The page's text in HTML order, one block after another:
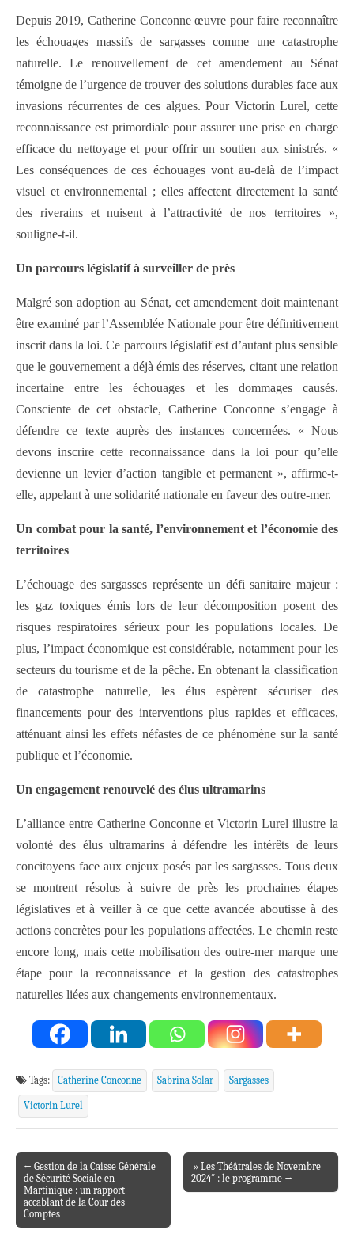
Depuis 2019, Catherine Conconne œuvre pour faire reconnaître
les échouages massifs de sargasses comme une catastrophe
naturelle. Le renouvellement de cet amendement au Sénat
témoigne de l’urgence de trouver des solutions durables face aux
invasions récurrentes de ces algues. Pour Victorin Lurel, cette
reconnaissance est primordiale pour assurer une prise en charge
efficace du nettoyage et pour offrir un soutien aux sinistrés. «
Les conséquences de ces échouages vont au-delà de l’impact
visuel et environnemental ; elles affectent directement la santé
des riverains et nuisent à l’attractivité de nos territoires »,
souligne-t-il.
Un parcours législatif à surveiller de près
Malgré son adoption au Sénat, cet amendement doit maintenant
être examiné par l’Assemblée Nationale pour être définitivement
inscrit dans la loi. Ce parcours législatif est d’autant plus sensible
que le gouvernement a déjà émis des réserves, citant une relation
incertaine entre les échouages et les dommages causés.
Consciente de cet obstacle, Catherine Conconne s’engage à
défendre ce texte auprès des instances concernées. « Nous
devons inscrire cette reconnaissance dans la loi pour qu’elle
devienne un levier d’action tangible et permanent », affirme-t-
elle, appelant à une solidarité nationale en faveur des outre-mer.
Un combat pour la santé, l’environnement et l’économie des
territoires
L’échouage des sargasses représente un défi sanitaire majeur :
les gaz toxiques émis lors de leur décomposition posent des
risques respiratoires sérieux pour les populations locales. De
plus, l’impact économique est considérable, notamment pour les
secteurs du tourisme et de la pêche. En obtenant la classification
de catastrophe naturelle, les élus espèrent sécuriser des
financements pour des interventions plus rapides et efficaces,
atténuant ainsi les effets néfastes de ce phénomène sur la santé
publique et l’économie.
Un engagement renouvelé des élus ultramarins
L’alliance entre Catherine Conconne et Victorin Lurel illustre la
volonté des élus ultramarins à défendre les intérêts de leurs
concitoyens face aux enjeux posés par les sargasses. Tous deux
se montrent résolus à suivre de près les prochaines étapes
législatives et à veiller à ce que cette avancée aboutisse à des
actions concrètes pour les populations affectées. Le chemin reste
encore long, mais cette mobilisation des outre-mer marque une
étape pour la reconnaissance et la gestion des catastrophes
naturelles liées aux changements environnementaux.
Tags: Catherine Conconne Sabrina Solar Sargasses
Victorin Lurel
Post navigation
← Gestion de la Caisse Générale
de Sécurité Sociale en
Martinique : un rapport
accablant de la Cour des
Comptes
» Les Théâtrales de Novembre
2024″ : le programme →